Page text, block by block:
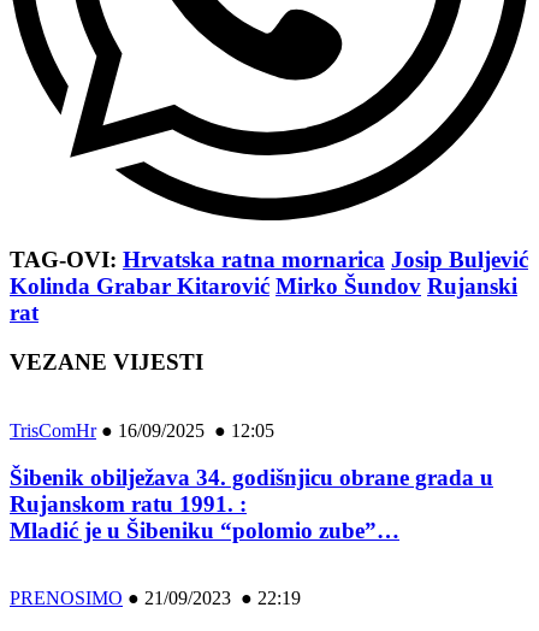
TAG-OVI: Hrvatska ratna mornarica Josip Buljević
Kolinda Grabar Kitarović Mirko Šundov Rujanski
rat
VEZANE VIJESTI
TrisComHr● 16/09/2025 ● 12:05
Šibenik obilježava 34. godišnjicu obrane grada u
Rujanskom ratu 1991. :
Mladić je u Šibeniku “polomio zube”…
PRENOSIMO ● 21/09/2023 ● 22:19